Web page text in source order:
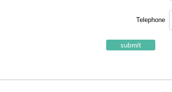
Telephone
submit